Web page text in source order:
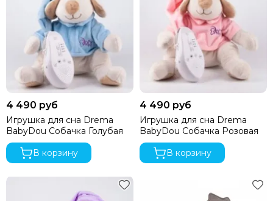
4 490 руб
Игрушка для сна Drema
BabyDou Собачка Голубая
В корзину
4 490 руб
Игрушка для сна Drema
BabyDou Собачка Розовая
В корзину